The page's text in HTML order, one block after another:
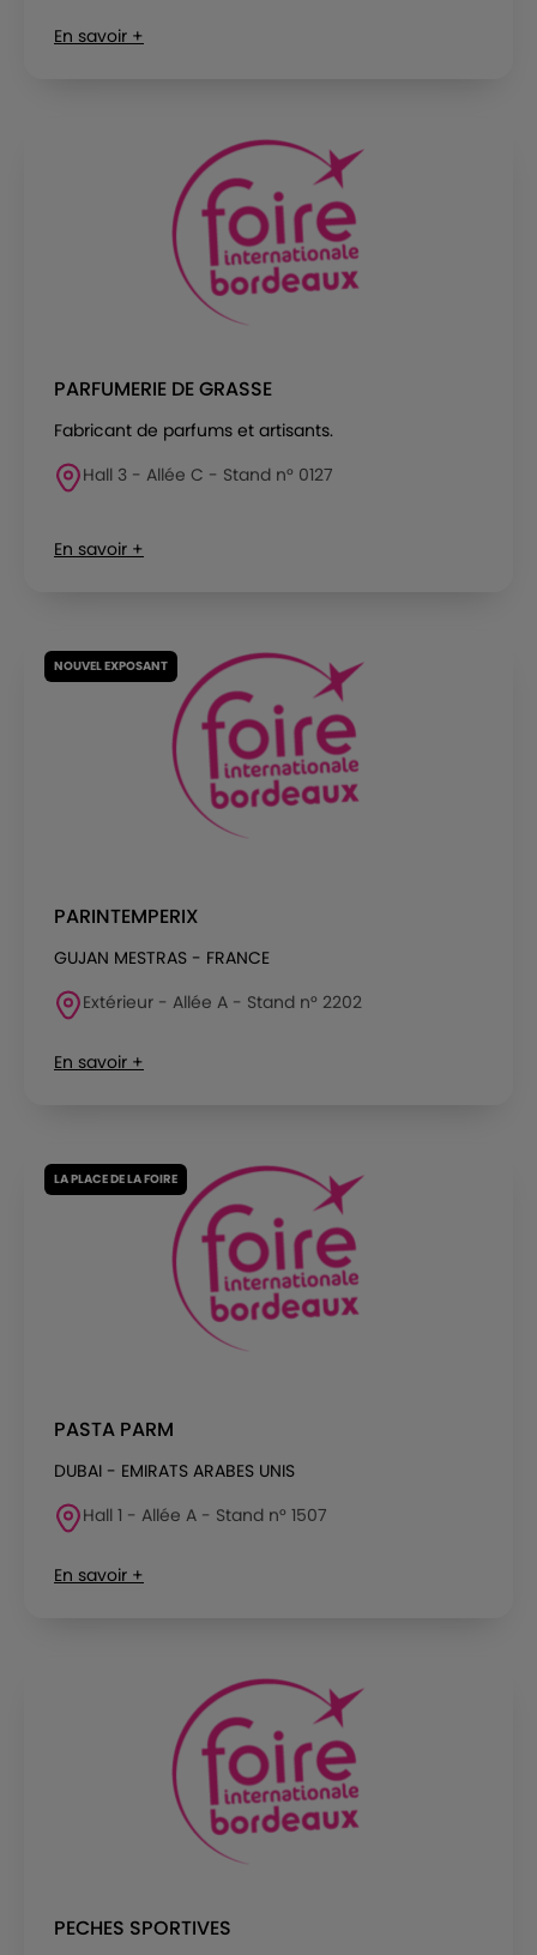
En savoir +
PARFUMERIE DE GRASSE
Fabricant de parfums et artisants.
Hall 3 - Allée C - Stand n° 0127
En savoir +
NOUVEL EXPOSANT
PARINTEMPERIX
GUJAN MESTRAS - FRANCE
Extérieur - Allée A - Stand n° 2202
En savoir +
LA PLACE DE LA FOIRE
PASTA PARM
DUBAI - EMIRATS ARABES UNIS
Hall 1 - Allée A - Stand n° 1507
En savoir +
PECHES SPORTIVES